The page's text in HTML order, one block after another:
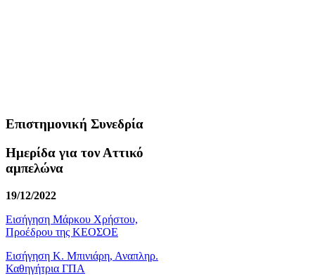
Επιστημονική Συνεδρία
Ημερίδα για τον Αττικό
αμπελώνα
19/12/2022
Εισήγηση Μάρκου Χρήστου,
Προέδρου της ΚΕΟΣΟΕ
Εισήγηση Κ. Μπινιάρη, Αναπληρ.
Καθηγήτρια ΓΠΑ